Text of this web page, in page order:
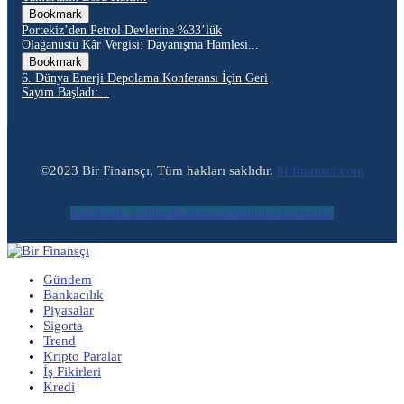
Bookmark
Portekiz’den Petrol Devlerine %33’lük
Olağanüstü Kâr Vergisi: Dayanışma Hamlesi...
Bookmark
6. Dünya Enerji Depolama Konferansı İçin Geri
Sayım Başladı:...
©2023 Bir Finansçı, Tüm hakları saklıdır. birfinansci.com
Facebook Twitter Instagram Youtube Envelope
Gündem
Bankacılık
Piyasalar
Sigorta
Trend
Kripto Paralar
İş Fikirleri
Kredi